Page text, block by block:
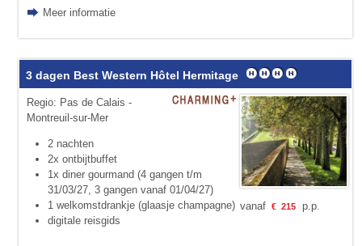
Meer informatie
3 dagen Best Western Hôtel Hermitage
Regio: Pas de Calais -
Montreuil-sur-Mer
2 nachten
2x ontbijtbuffet
1x diner gourmand (4 gangen t/m
31/03/27, 3 gangen vanaf 01/04/27)
1 welkomstdrankje (glaasje champagne)
digitale reisgids
vanaf € 215p.p.